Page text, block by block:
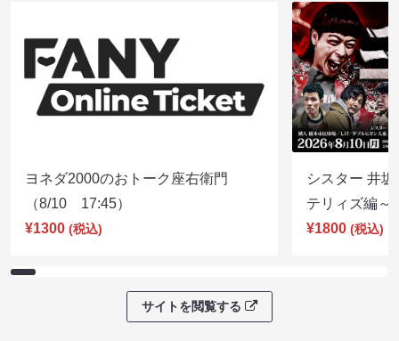
ヨネダ2000のおトーク座右衛門
（8/10 17:45）
¥1300 (税込)
シスター 井
テリィズ編
¥1800 (税込)
サイトを閲覧する